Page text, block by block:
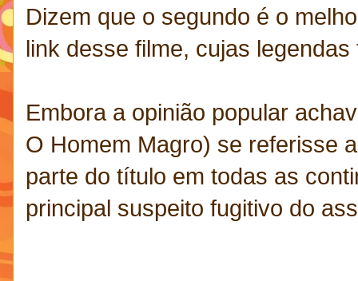
Dizem que o segundo é o
link desse filme, cujas
Embora a opinião popular
O Homem Magro) se referisse
parte do título em todas as
principal suspeito fugitivo do